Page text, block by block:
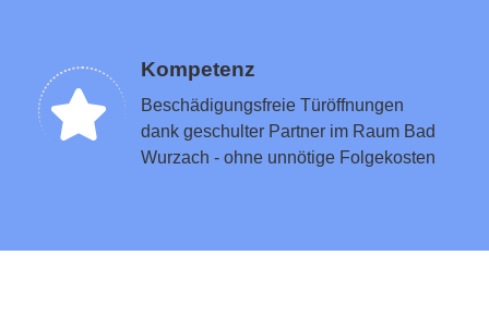
Kompetenz
Beschädigungsfreie Türöffnungen
dank geschulter Partner im Raum Bad
Wurzach - ohne unnötige Folgekosten